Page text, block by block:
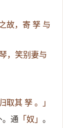
故，寄 孥 与
，笑别妻与
取其 孥 。」
。通 「奴」 。